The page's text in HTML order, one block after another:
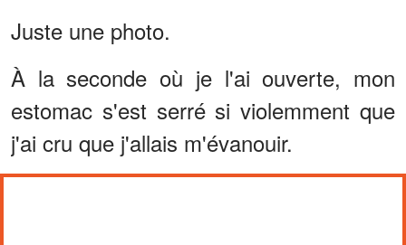
Juste une photo.
À la seconde où je l'ai ouverte, mon
estomac s'est serré si violemment que
j'ai cru que j'allais m'évanouir.